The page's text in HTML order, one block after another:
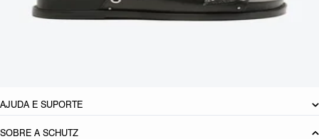
Material: Couro
Cor: Preto
AJUDA E SUPORTE
SOBRE A SCHUTZ